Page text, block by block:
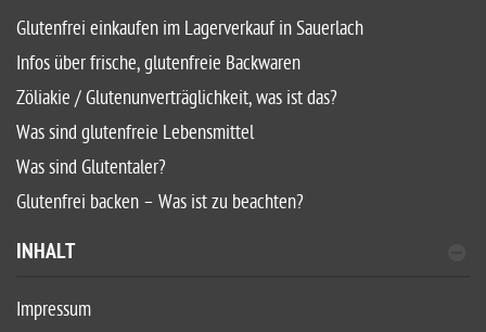
Glutenfrei einkaufen im Lagerverkauf in Sauerlach
Infos über frische, glutenfreie Backwaren
Zöliakie / Glutenunverträglichkeit, was ist das?
Was sind glutenfreie Lebensmittel
Was sind Glutentaler?
Glutenfrei backen – Was ist zu beachten?
INHALT
Impressum